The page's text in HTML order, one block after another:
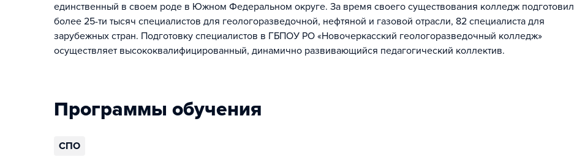
единственный в своем роде в Южном Федеральном округе. За время своего существования колледж подготовил
более 25-ти тысяч специалистов для геологоразведочной, нефтяной и газовой отрасли, 82 специалиста для
зарубежных стран. Подготовку специалистов в ГБПОУ РО «Новочеркасский геологоразведочный колледж»
осуществляет высококвалифицированный, динамично развивающийся педагогический коллектив.
Программы обучения
СПО